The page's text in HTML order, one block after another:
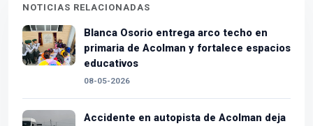
NOTICIAS RELACIONADAS
Blanca Osorio entrega arco techo en
primaria de Acolman y fortalece espacios
educativos
08-05-2026
Accidente en autopista de Acolman deja